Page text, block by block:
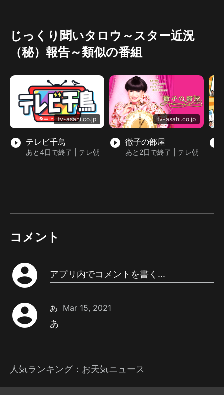
じっくり聞いタロウ～スター近況
（秘）報告～類似の番組
tv-asahi.co.jp
play_circle_filled テレビ千鳥
あと4日で終了 | テレ朝
tv-asahi.co.jp
play_circle_filled 徹子の部屋
あと2日で終了 | テレ朝
play_circle_filled
コメント
account_circle アプリ内でコメントを書く...
account_circle あ Mar 15, 2021
あ
人気ランキング： お天気ニュース